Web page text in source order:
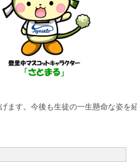
ます。今後も生徒の一生懸命な姿を